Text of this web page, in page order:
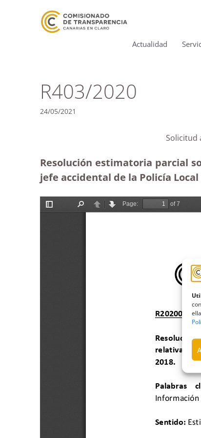
Actualidad
R403/2020
24/05/2021
Solicitud
Resolución estimatoria parcial
jefe accidental de la Policía Local